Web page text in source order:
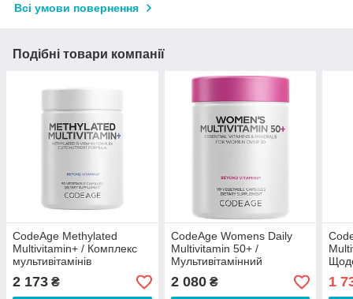
Всі умови повернення
Подібні товари компанії
CodeAge Methylated
Multivitamin+ / Комплекс
мультивітамінів
метильованих 90 капсул
2 173 ₴
CodeAge Womens Daily
Multivitamin 50+ /
Мультивітамінний
комплекс для жінок віком
від 50 років 90 капсул
2 080₴
для
30
1